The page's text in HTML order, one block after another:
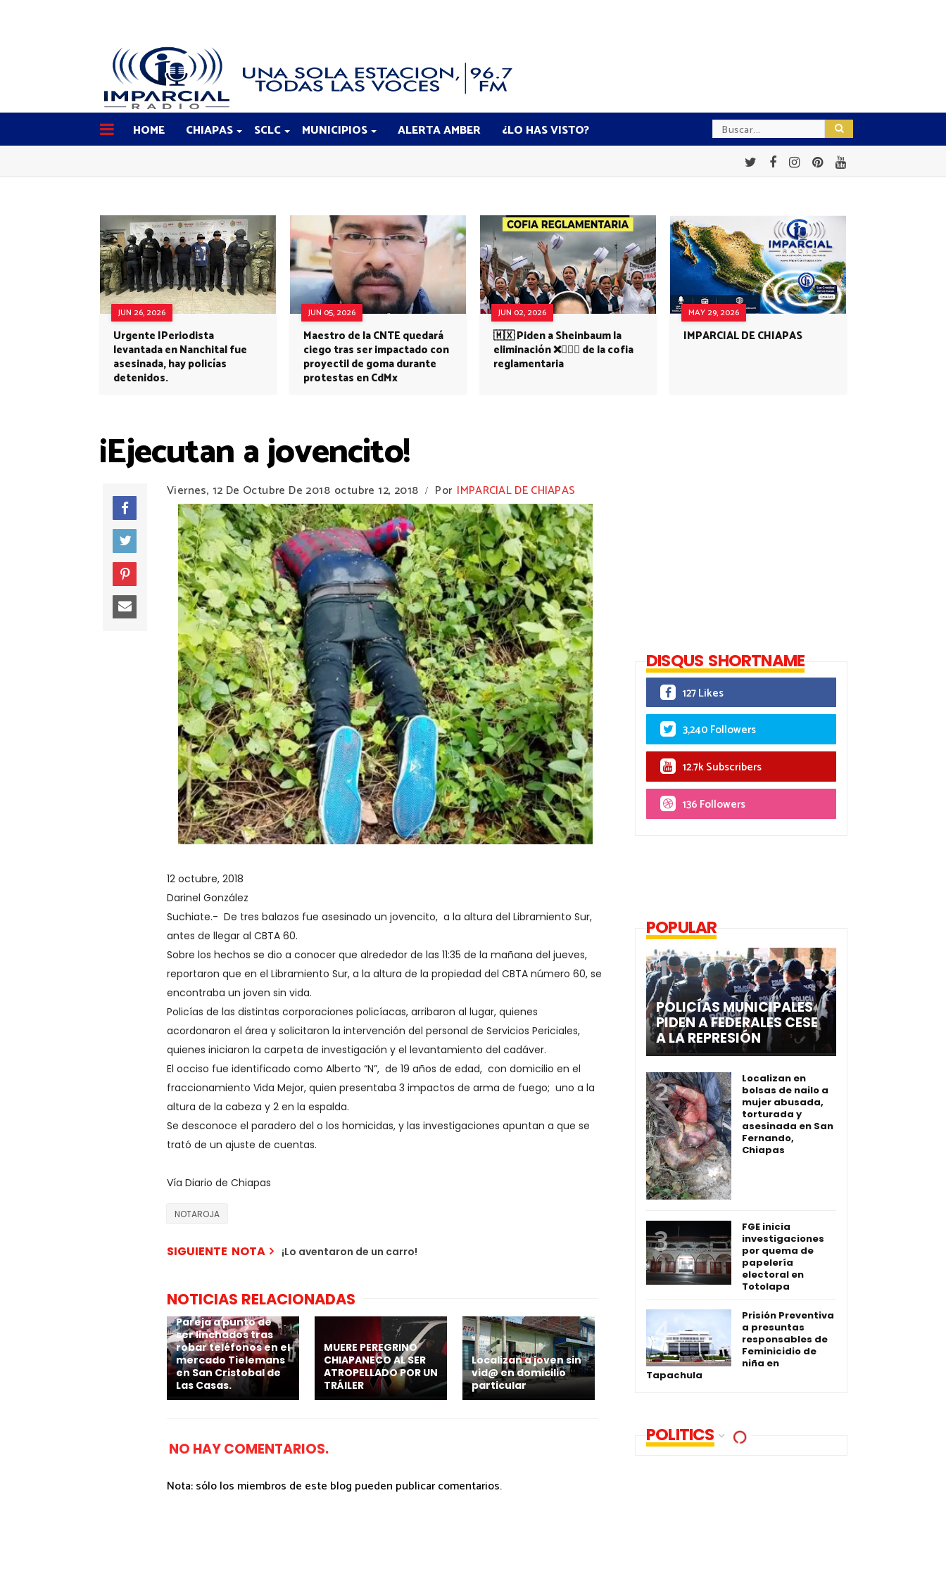
HOME CHIAPAS SCLC MUNICIPIOS ALERTA AMBER ¿LO HAS VISTO?
JUN 26, 2026
Urgente |Periodista
levantada en Nanchital fue
asesinada, hay policías
detenidos.
JUN 05, 2026
Maestro de la CNTE quedará
ciego tras ser impactado con
proyectil de goma durante
protestas en CdMx
JUN 02, 2026
🇲🇽 Piden a Sheinbaum la
eliminación ❌👩🏻‍⚕️ de la cofia
reglamentaria
MAY 29, 2026
IMPARCIAL DE CHIAPAS
¡Ejecutan a jovencito!
Viernes, 12 De Octubre De 2018 octubre 12, 2018 / Por IMPARCIAL DE CHIAPAS
12 octubre, 2018
Darinel González
Suchiate.- De tres balazos fue asesinado un jovencito, a la altura del Libramiento Sur,
antes de llegar al CBTA 60.
Sobre los hechos se dio a conocer que alrededor de las 11:35 de la mañana del jueves,
reportaron que en el Libramiento Sur, a la altura de la propiedad del CBTA número 60, se
encontraba un joven sin vida.
Policías de las distintas corporaciones policíacas, arribaron al lugar, quienes
acordonaron el área y solicitaron la intervención del personal de Servicios Periciales,
quienes iniciaron la carpeta de investigación y el levantamiento del cadáver.
El occiso fue identificado como Alberto “N”, de 19 años de edad, con domicilio en el
fraccionamiento Vida Mejor, quien presentaba 3 impactos de arma de fuego; uno a la
altura de la cabeza y 2 en la espalda.
Se desconoce el paradero del o los homicidas, y las investigaciones apuntan a que se
trató de un ajuste de cuentas.
Vía Diario de Chiapas
NOTAROJA
SIGUIENTE NOTA ¡Lo aventaron de un carro!
NOTICIAS RELACIONADAS
Pareja a punto de
ser linchados tras
robar teléfonos en el
mercado Tielemans
en San Cristobal de
Las Casas.
MUERE PEREGRINO
CHIAPANECO AL SER
ATROPELLADO POR UN
TRÁILER
Localizan a joven sin
vid@ en domicilio
particular
NO HAY COMENTARIOS.
Nota: sólo los miembros de este blog pueden publicar comentarios.
DISQUS SHORTNAME
127 Likes
3,240 Followers
12.7k Subscribers
136 Followers
POPULAR
POLICÍAS MUNICIPALES
PIDEN A FEDERALES CESE
A LA REPRESIÓN
Localizan en
bolsas de nailo a
mujer abusada,
torturada y
asesinada en San
Fernando,
Chiapas
FGE inicia
investigaciones
por quema de
papelería
electoral en
Totolapa
Prisión Preventiva
a presuntas
responsables de
Feminicidio de
niña en
Tapachula
POLITICS